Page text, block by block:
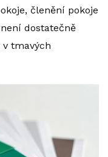
členění pokoje
dostatečně
tmavých